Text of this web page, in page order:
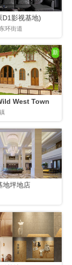
D1影视基地)
环街道
新
West Town
地坪地店